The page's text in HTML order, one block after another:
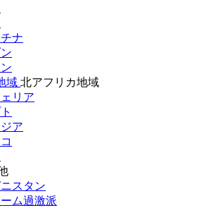
ナ
域 北アフリカ地域
リア
ア
スタン
ム過激派